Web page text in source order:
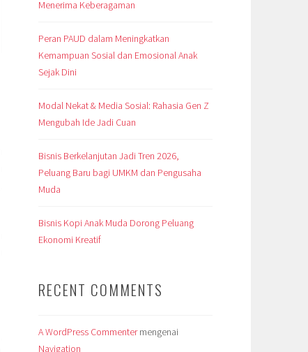
Menerima Keberagaman
Peran PAUD dalam Meningkatkan
Kemampuan Sosial dan Emosional Anak
Sejak Dini
Modal Nekat & Media Sosial: Rahasia Gen Z
Mengubah Ide Jadi Cuan
Bisnis Berkelanjutan Jadi Tren 2026,
Peluang Baru bagi UMKM dan Pengusaha
Muda
Bisnis Kopi Anak Muda Dorong Peluang
Ekonomi Kreatif
RECENT COMMENTS
A WordPress Commentermengenai
Navigation